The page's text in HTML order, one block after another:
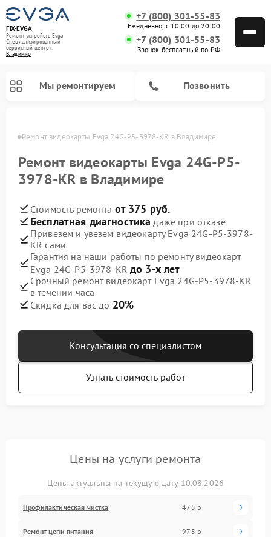
FIX-EVGA
Ремонт устройств Evga
Специализированный
cервисный центр г.
Владимир
+7 (800) 301-55-83
Ежедневно, с 10:00 до 20:00
+7 (800) 301-55-83
Звонок бесплатный по РФ
Мы ремонтируем Позвонить
Ремонт видеокарты Evga 24G-P5-3978-KR в Владимире
Ремонт видеокарты Evga 24G-P5-
3978-KR в Владимире
Стоимость ремонта от 375 руб.
Бесплатная диагностика даже при отказе
Привезем и увезем видеокарту Evga 24G-P5-3978-
KR сами
Гарантия на наши работы по ремонту видеокарт
Evga 24G-P5-3978-KR до 3-х лет
Срочный ремонт видеокарт Evga 24G-P5-3978-KR
в течении часа
Скидка для вас до 20%
Консультация со специалистом
Узнать стоимость работ
Цены на услуги ремонта
Цены актуальны на текущую дату 10.08.2026
Профилактическая чистка 475 р
Ремонт цепи питания 975 р